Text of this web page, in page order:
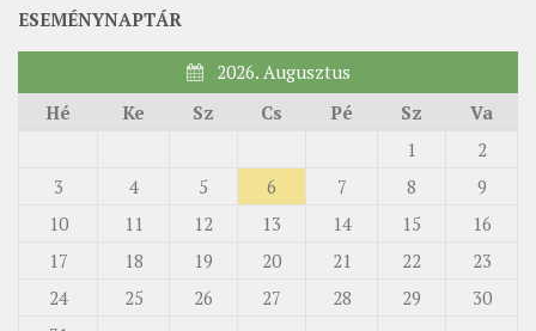
ESEMÉNYNAPTÁR
2026. Augusztus
Hé
Ke Sz Cs Pé Sz
Va
1
2
3
4 5 6 7 8
9
10
11 12 13 14 15
16
17
18 19 20 21 22
23
24
25 26 27 28 29
30